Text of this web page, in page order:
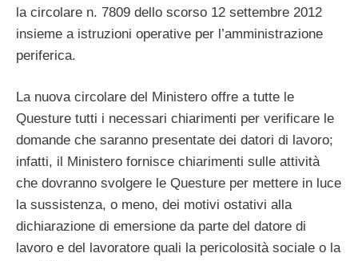
la circolare n. 7809 dello scorso 12 settembre 2012
insieme a istruzioni operative per l’amministrazione
periferica.
La nuova circolare del Ministero offre a tutte le
Questure tutti i necessari chiarimenti per verificare le
domande che saranno presentate dei datori di lavoro;
infatti, il Ministero fornisce chiarimenti sulle attività
che dovranno svolgere le Questure per mettere in luce
la sussistenza, o meno, dei motivi ostativi alla
dichiarazione di emersione da parte del datore di
lavoro e del lavoratore quali la pericolosità sociale o la